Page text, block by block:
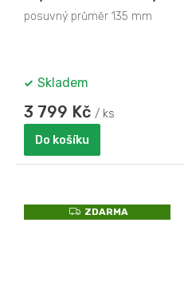
posuvný průměr 135 mm
Skladem
3 799 Kč / ks
Do košíku
Z
D
ZDARMA